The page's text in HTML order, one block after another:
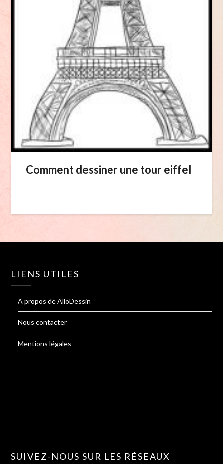
Comment dessiner une tour eiffel
LIENS UTILES
A propos de AlloDessin
Nous contacter
Mentions légales
SUIVEZ-NOUS SUR LES RÉSEAUX